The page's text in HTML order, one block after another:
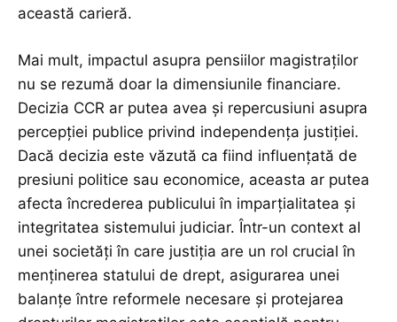
această carieră.
Mai mult, impactul asupra pensiilor magistraților
nu se rezumă doar la dimensiunile financiare.
Decizia CCR ar putea avea și repercusiuni asupra
percepției publice privind independența justiției.
Dacă decizia este văzută ca fiind influențată de
presiuni politice sau economice, aceasta ar putea
afecta încrederea publicului în imparțialitatea și
integritatea sistemului judiciar. Într-un context al
unei societăți în care justiția are un rol crucial în
menținerea statului de drept, asigurarea unei
balanțe între reformele necesare și protejarea